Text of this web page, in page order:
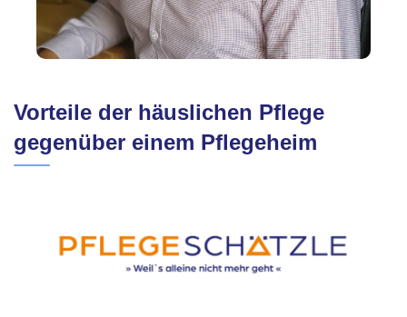
Vorteile der häuslichen Pflege
gegenüber einem Pflegeheim